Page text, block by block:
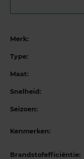
Merk:
Type:
Maat:
Snelheid:
Seizoen:
Kenmerken:
Brandstofefficiëntie: